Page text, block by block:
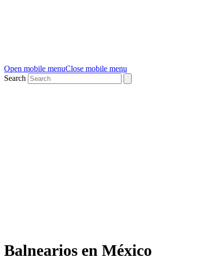
Open mobile menuClose mobile menu
Search
Balnearios en México